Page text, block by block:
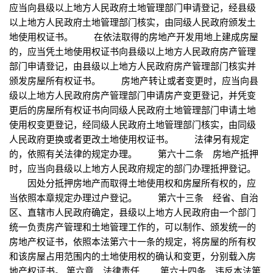
应当向县级以上地方人民政府土地管理部门申请登记，经县级
以上地方人民政府土地管理部门核实，由同级人民政府颁发土
地使用权证书。 在依法取得的房地产开发用地上建成房屋
的，应当凭土地使用权证书向县级以上地方人民政府房产管理
部门申请登记，由县级以上地方人民政府房产管理部门核实并
颁发房屋所有权证书。 房地产转让或者变更时，应当向县
级以上地方人民政府房产管理部门申请房产变更登记，并凭变
更后的房屋所有权证书向同级人民政府土地管理部门申请土地
使用权变更登记，经同级人民政府土地管理部门核实，由同级
人民政府更换或者更改土地使用权证书。 法律另有规定
的，依照有关法律的规定办理。 第六十二条 房地产抵押
时，应当向县级以上地方人民政府规定的部门办理抵押登记。
因处分抵押房地产而取得土地使用权和房屋所有权的，应
当依照本章规定办理过户登记。 第六十三条 经省、自治
区、直辖市人民政府确定，县级以上地方人民政府由一个部门
统一负责房产管理和土地管理工作的，可以制作、颁发统一的
房地产权证书，依照本法第六十一条的规定，将房屋的所有权
和该房屋占用范围内的土地使用权的确认和变更，分别载入房
地产权证书。 第六章 法律责任 第六十四条 违反本法第